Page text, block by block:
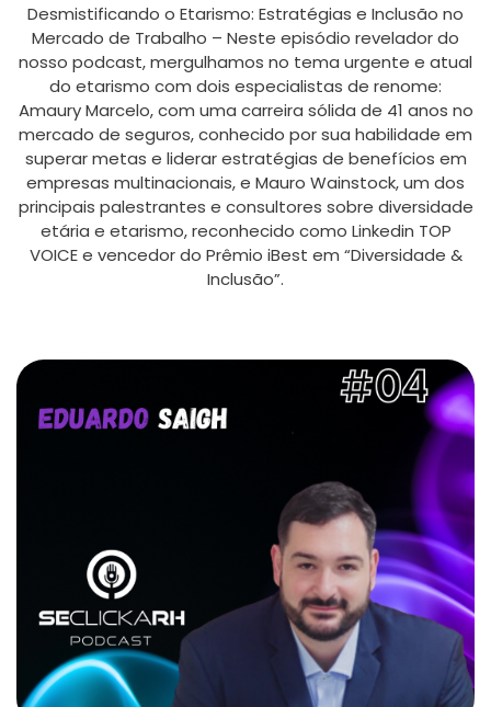
Desmistificando o Etarismo: Estratégias e Inclusão no
Mercado de Trabalho – Neste episódio revelador do
nosso podcast, mergulhamos no tema urgente e atual
do etarismo com dois especialistas de renome:
Amaury Marcelo, com uma carreira sólida de 41 anos no
mercado de seguros, conhecido por sua habilidade em
superar metas e liderar estratégias de benefícios em
empresas multinacionais, e Mauro Wainstock, um dos
principais palestrantes e consultores sobre diversidade
etária e etarismo, reconhecido como Linkedin TOP
VOICE e vencedor do Prêmio iBest em “Diversidade &
Inclusão”.